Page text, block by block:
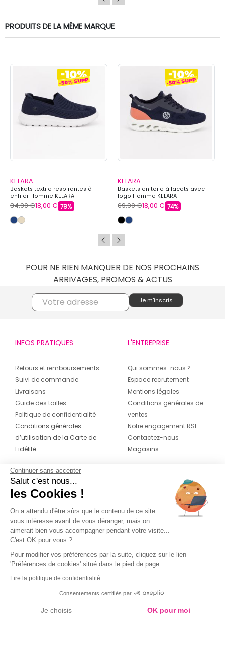
PRODUITS DE LA MÊME MARQUE
KELARA
Baskets textile respirantes à
enfiler Homme KELARA
84,90 €18,00 € 78%
KELARA
Baskets en toile à lacets avec
logo Homme KELARA
69,90 €18,00 € 74%
POUR NE RIEN MANQUER DE NOS PROCHAINS
ARRIVAGES, PROMOS & ACTUS
INFOS PRATIQUES
Retours et remboursements
Suivi de commande
Livraisons
Guide des tailles
Politique de confidentialité
Conditions générales
d’utilisation de la Carte de
Fidélité
L'ENTREPRISE
Qui sommes-nous ?
Espace recrutement
Mentions légales
Conditions générales de
ventes
Notre engagement RSE
Contactez-nous
Magasins
CONTACT
04 42 20 78 42
Du lundi au jeudi de 8h30 à 16h30 & le
vendredi de 8h30 à 15h30
Continuer sans accepter
Salut c'est nous...
les Cookies !
On a attendu d'être sûrs que le contenu de ce site
vous intéresse avant de vous déranger, mais on
aimerait bien vous accompagner pendant votre visite...
C'est OK pour vous ?
Pour modifier vos préférences par la suite, cliquez sur le lien
'Préférences de cookies' situé dans le pied de page.
Lire la politique de confidentialité
Consentements certifiés par
Je choisis OK pour moi